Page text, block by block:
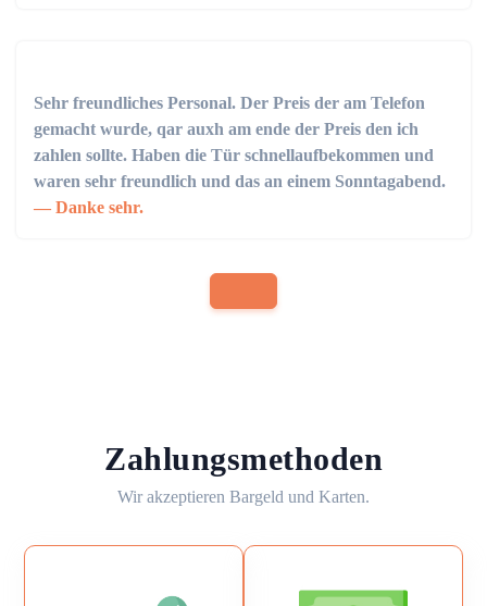
Sehr freundliches Personal. Der Preis der am Telefon
gemacht wurde, qar auxh am ende der Preis den ich
zahlen sollte. Haben die Tür schnellaufbekommen und
waren sehr freundlich und das an einem Sonntagabend.
Danke sehr.
Zahlungsmethoden
Wir akzeptieren Bargeld und Karten.